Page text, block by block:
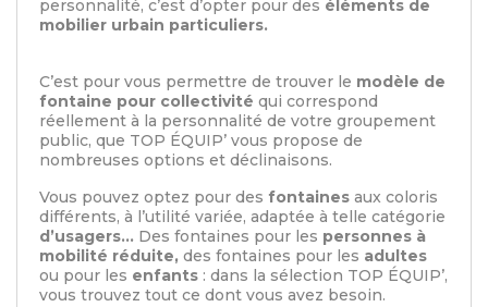
personnalité, c’est d’opter pour des éléments de
mobilier urbain particuliers.
C’est pour vous permettre de trouver le modèle de
fontaine pour collectivité qui correspond
réellement à la personnalité de votre groupement
public, que TOP ÉQUIP’ vous propose de
nombreuses options et déclinaisons.
Vous pouvez optez pour des fontaines aux coloris
différents, à l’utilité variée, adaptée à telle catégorie
d’usagers… Des fontaines pour les personnes à
mobilité réduite, des fontaines pour les adultes
ou pour les enfants : dans la sélection TOP ÉQUIP’,
vous trouvez tout ce dont vous avez besoin.